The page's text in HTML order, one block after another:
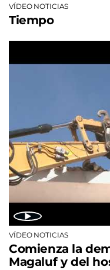
VÍDEO NOTICIAS
Tiempo
VÍDEO NOTICIAS
Comienza la
Magaluf y del